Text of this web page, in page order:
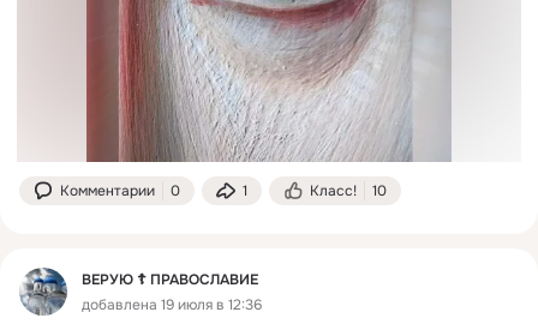
Комментарии 0 1 Класс! 10
ВЕРУЮ ☦️ ПРАВОСЛАВИЕ
добавлена 19 июля в 12:36